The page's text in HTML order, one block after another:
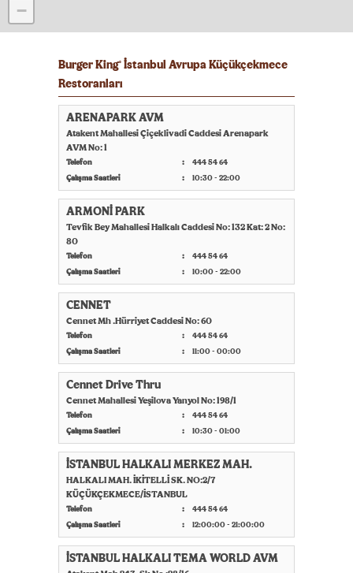
−
Burger King® İstanbul Avrupa Küçükçekmece
Restoranları
ARENAPARK AVM
Atakent Mahallesi Çiçeklivadi Caddesi Arenapark
AVM No: 1
Telefon
444 54 64
Çalışma Saatleri
10:30 - 22:00
ARMONİ PARK
Tevfik Bey Mahallesi Halkalı Caddesi No: 132 Kat: 2 No:
80
Telefon
444 54 64
Çalışma Saatleri
10:00 - 22:00
CENNET
Cennet Mh .Hürriyet Caddesi No: 60
Telefon
444 54 64
Çalışma Saatleri
11:00 - 00:00
Cennet Drive Thru
Cennet Mahallesi Yeşilova Yanyol No: 198/1
Telefon
444 54 64
Çalışma Saatleri
10:30 - 01:00
İSTANBUL HALKALI MERKEZ MAH.
HALKALI MAH. İKİTELLİ SK. NO:2/7
KÜÇÜKÇEKMECE/İSTANBUL
Telefon
444 54 64
Çalışma Saatleri
12:00:00 - 21:00:00
İSTANBUL HALKALI TEMA WORLD AVM